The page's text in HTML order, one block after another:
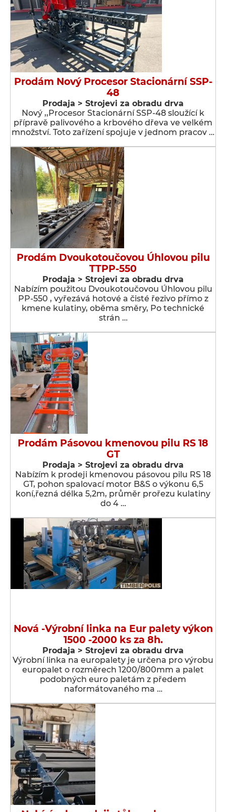
Prodám Nový Procesor Stacionární SSP-
48
Prodaja > Strojevi za obradu drva
Nový ,,Procesor Stacionární SSP-48 sloužící k
přípravě palivového a krbového dřeva ve velkém
množství. Toto zařízení spojuje v jednom pracov …
Prodám Dvoukotoučovou Úhlovou pilu
TTPP-550
Prodaja > Strojevi za obradu drva
Nabízím použitou Dvoukotoučovou Úhlovou pilu
PP-550 , vyřezává hotové a čisté řezivo přímo z
kmene kulatiny, oběma směry, Po technické
strán …
Prodám Pásovou kmenovou pilu RS 18
GT
Prodaja > Strojevi za obradu drva
Nabízím k prodeji kmenovou pásovou pilu RS 18
GT, pohon spalovací motor B&S o výkonu 6,5
koní,řezná délka 5,2m, průměr prořezu kulatiny
do 4 …
Nová -Výrobní linka na Eur palety výkon
1500 -2000 ks za 8h.
Prodaja > Strojevi za obradu drva
Výrobní linka na europalety je určena pro výrobu
europalet o rozměrech 1200/800mm a palet
podobných euro paletám z předem
naformátovaného ma …